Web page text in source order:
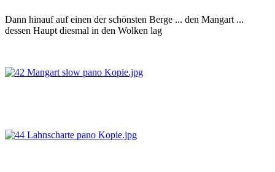
Dann hinauf auf einen der schönsten Berge ... den Mangart ...
dessen Haupt diesmal in den Wolken lag